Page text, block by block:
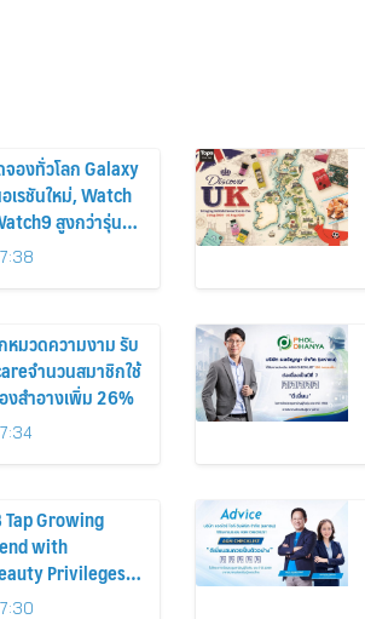
องทั่วโลก Galaxy
เรชันใหม่, Watch
สูงกว่ารุ่น
หมวดความงาม รับ
จำนวนสมาชิกใช้
งสำอางเพิ่ม 26%
Tap Growing
with
Privileges
JCB